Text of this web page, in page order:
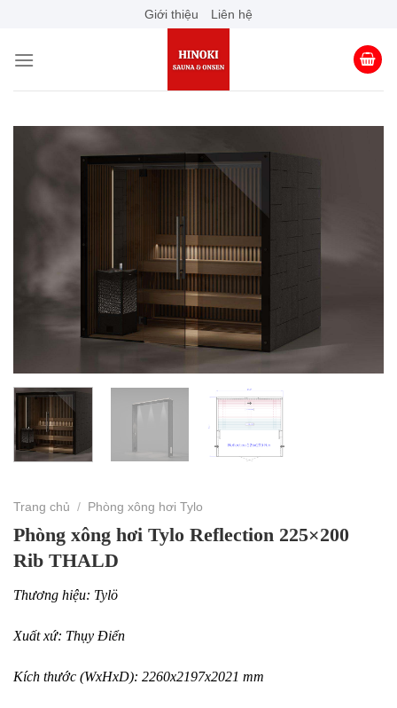
content
Giới thiệu Liên hệ
Trang chủ / Phòng xông hơi Tylo
Phòng xông hơi Tylo Reflection 225×200
Rib THALD
Thương hiệu: Tylö
Xuất xứ: Thụy Điển
Kích thước (WxHxD): 2260x2197x2021 mm